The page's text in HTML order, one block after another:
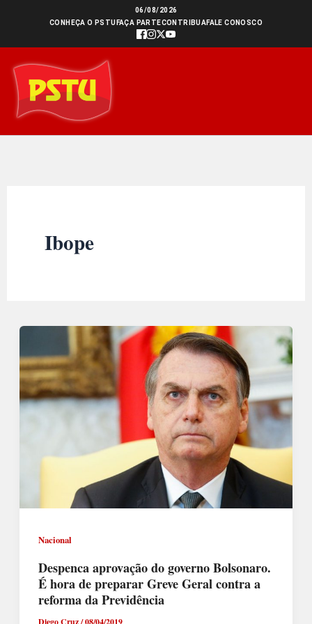
conteúdo
06/08/2026
CONHEÇA O PSTU FAÇA PARTECONTRIBUAFALE CONOSCO
Ibope
Nacional
Despenca aprovação do governo Bolsonaro.
É hora de preparar Greve Geral contra a
reforma da Previdência
Diego Cruz/08/04/2019